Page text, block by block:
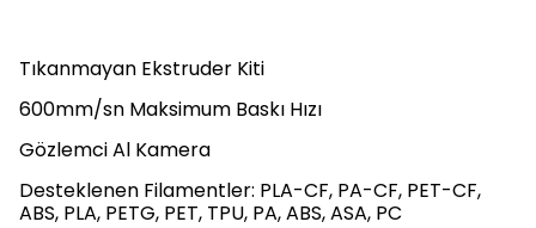
Tıkanmayan Ekstruder Kiti
600mm/sn Maksimum Baskı Hızı
Gözlemci Al Kamera
Desteklenen Filamentler: PLA-CF, PA-CF, PET-CF,
ABS, PLA, PETG, PET, TPU, PA, ABS, ASA, PC